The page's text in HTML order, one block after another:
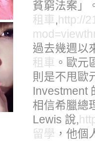
貧窮法案」
租車,http://
過去幾週以
租車 。歐元
則是不甩歐
Investment
相信希臘總
Lewis 說,
留學 ，他